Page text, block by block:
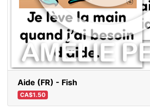
Aide (FR) - Fish
CA$1.50